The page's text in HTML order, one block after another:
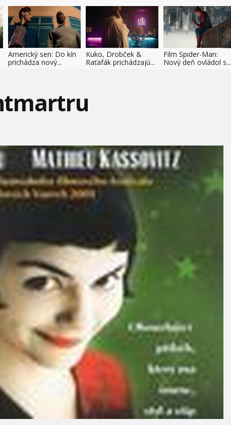
Americký sen: Do kín
prichádza nový...
Kuko, Drobček &
Raťafák prichádzajú...
Film Spider-Man:
Nový deň ovládol s...